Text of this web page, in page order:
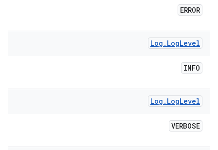
ERROR
Log . LogLevel
INFO
Log . LogLevel
VERBOSE